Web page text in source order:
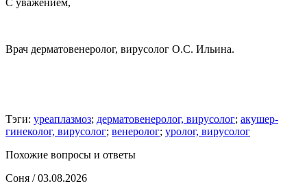
С уважением,
Врач дерматовенеролог, вирусолог О.С. Ильина.
Тэги: уреаплазмоз; дерматовенеролог, вирусолог; акушер-
гинеколог, вирусолог; венеролог; уролог, вирусолог
Похожие вопросы и ответы
Соня / 03.08.2026